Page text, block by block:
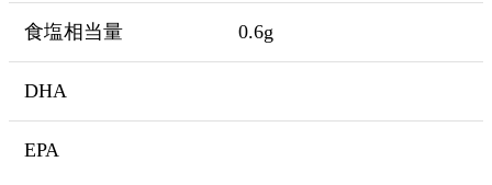
食塩相当量 0.6g
DHA
EPA